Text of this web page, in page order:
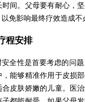
间。父母要有耐心，
免影响最终疗效造成不
程安排
安全性是首要考虑的问
能够精准作用于皮损
皮肤娇嫩的儿童。医